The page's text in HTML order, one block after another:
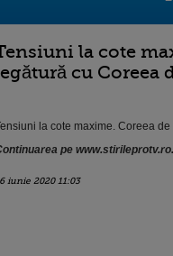
la cote
cu Coreea
la cote maxime. Coreea
pe www.stirileprotv.ro.
iunie 2020 11:03